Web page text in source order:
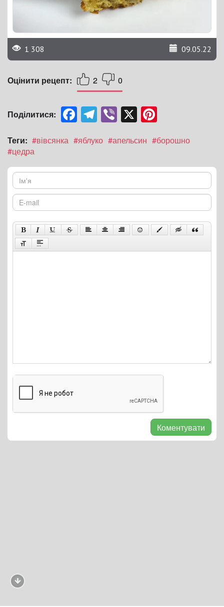
1 308 09.05.22
Оцінити рецепт: 2 0
Поділитися: FacebookTelegramViber X
Теги: #вівсянка #яблуко #апельсин #борошно
#цедра
Коментувати